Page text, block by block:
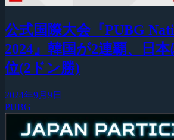
公式国際大会『PUBG
2024』韓国が2連覇、日
位(2ドン勝)
2024年9月9日
PUBG